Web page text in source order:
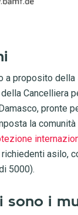
a proposito
Cancelliera
pronte
la
asilo,
5000).
sono i